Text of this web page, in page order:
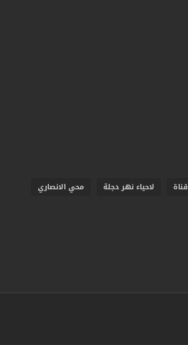
قناة لاحياء نهر دجلة
محي الانصاري